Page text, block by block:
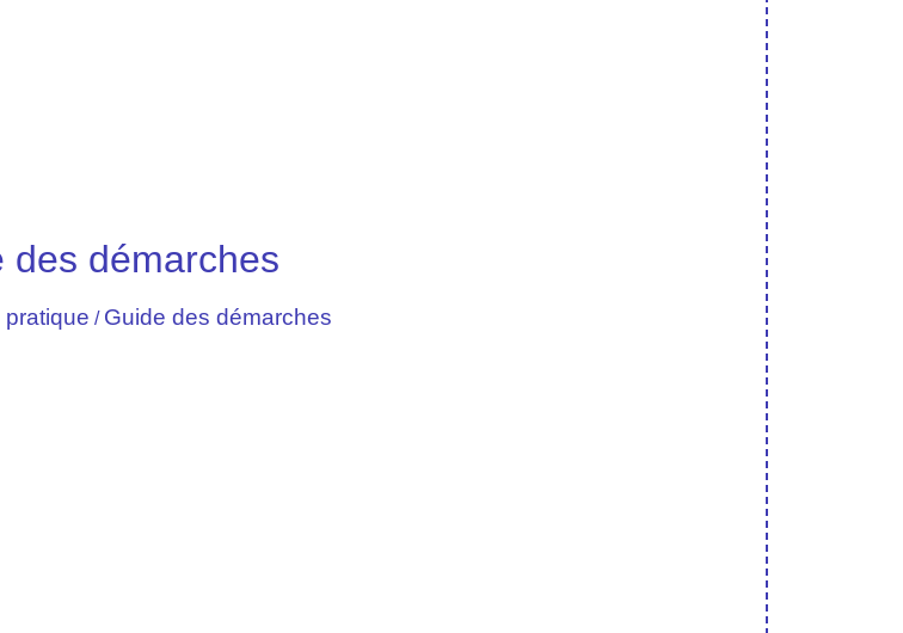
des démarches
pratique / Guide des démarches